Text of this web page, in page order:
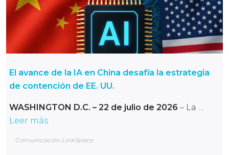
El avance de la IA en China desafía la estrategia
de contención de EE. UU.
WASHINGTON D.C. – 22 de julio de 2026 – La …
Leer más
Comunicación LinkSpace